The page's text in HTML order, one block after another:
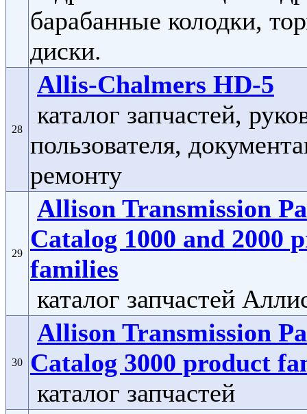
барабанные колодки,
диски.
28
Allis-Chalmers HD-5
каталог запчастей,
пользователя,
ремонту
29
Allison Transmission
Catalog 1000 and 2000
families
каталог запчастей
30
Allison Transmission
Catalog 3000 product
каталог запчастей